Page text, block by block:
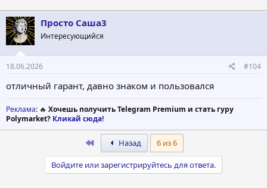
Просто Саша3
Интересующийся
18.06.2026 #104
отличный гарант, давно знаком и пользовался
Реклама: 🔥 Хочешь получить Telegram Premium и стать гуру
Polymarket? Кликай сюда!
First Назад 6 из 6
Войдите или зарегистрируйтесь для ответа.